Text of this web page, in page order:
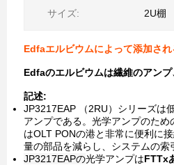
サイズ: 2U棚
Edfaエルビウムによって添加さ
Edfaのエルビウムは繊維のアン
記述:
JP3217EAP （2RU）シリーズは
アンプである。光学アンプのた
はOLT PONの港と非常に便利に
量の部品を減らし、システムの索
JP3217EAPの光学アンプはFTTx